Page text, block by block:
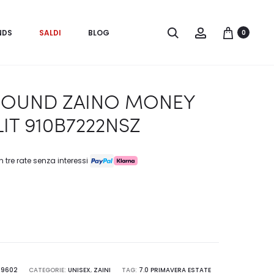
SALDI BLOG Search Account0
ZAINO MONEY
910B7222NSZ
tre rate senza interessi
CATEGORIE: UNISEX, ZAINI TAG: 7.0 PRIMAVERA ESTATE